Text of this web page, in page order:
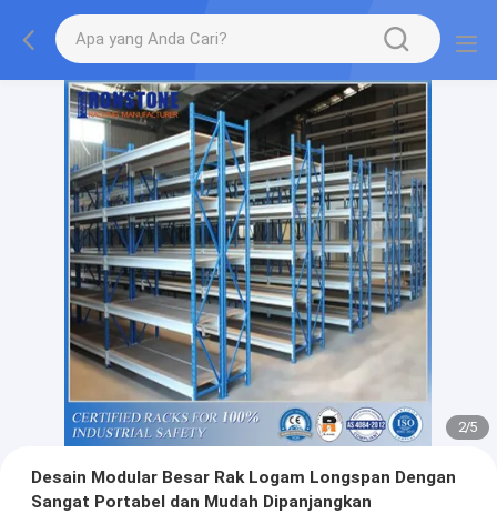
2/5
Desain Modular Besar Rak Logam Longspan Dengan
Sangat Portabel dan Mudah Dipanjangkan